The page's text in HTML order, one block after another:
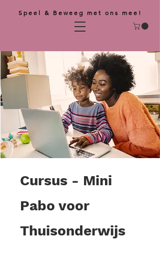
Speel & Beweeg met ons mee!
Cursus - Mini
Pabo voor
Thuisonderwijs